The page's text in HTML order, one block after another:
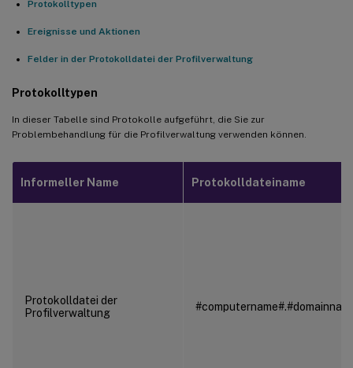
Protokolltypen
Ereignisse und Aktionen
Felder in der Protokolldatei der Profilverwaltung
Protokolltypen
In dieser Tabelle sind Protokolle aufgeführt, die Sie zur
Problembehandlung für die Profilverwaltung verwenden können.
Informeller Name Protokolldateiname
Protokolldatei der
Profilverwaltung